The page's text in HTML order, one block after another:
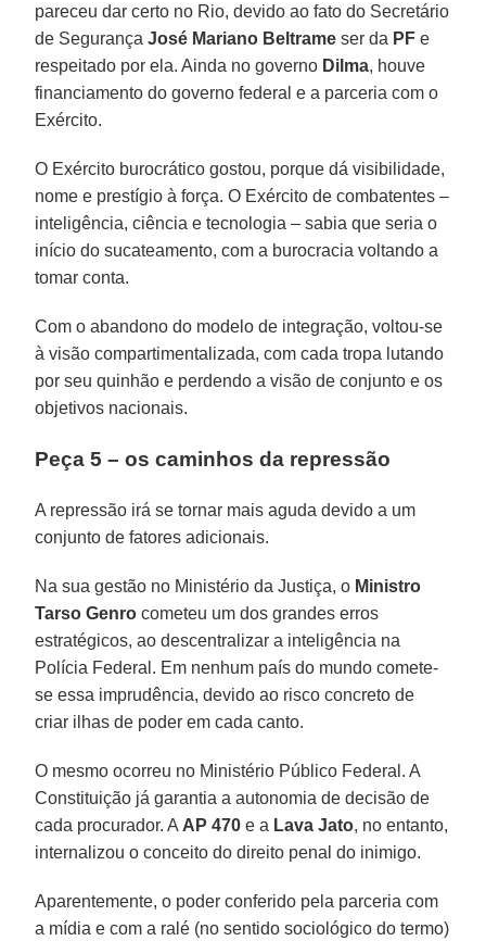
pareceu dar certo no Rio, devido ao fato do Secretário
de SegurançaJosé Mariano Beltrame ser da PF e
respeitado por ela. Ainda no governo Dilma, houve
financiamento do governo federal e a parceria com o
Exército.
O Exército burocrático gostou, porque dá visibilidade,
nome e prestígio à força. O Exército de combatentes –
inteligência, ciência e tecnologia – sabia que seria o
início do sucateamento, com a burocracia voltando a
tomar conta.
Com o abandono do modelo de integração, voltou-se
à visão compartimentalizada, com cada tropa lutando
por seu quinhão e perdendo a visão de conjunto e os
objetivos nacionais.
Peça 5 – os caminhos da repressão
A repressão irá se tornar mais aguda devido a um
conjunto de fatores adicionais.
Na sua gestão no Ministério da Justiça, o Ministro
Tarso Genro cometeu um dos grandes erros
estratégicos, ao descentralizar a inteligência na
Polícia Federal. Em nenhum país do mundo comete-
se essa imprudência, devido ao risco concreto de
criar ilhas de poder em cada canto.
O mesmo ocorreu no Ministério Público Federal. A
Constituição já garantia a autonomia de decisão de
cada procurador. A AP 470 e a Lava Jato, no entanto,
internalizou o conceito do direito penal do inimigo.
Aparentemente, o poder conferido pela parceria com
a mídia e com a ralé (no sentido sociológico do termo)